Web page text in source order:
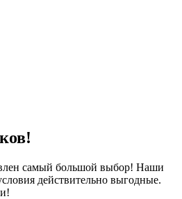
самый большой выбор! Наши
действительно выгодные.